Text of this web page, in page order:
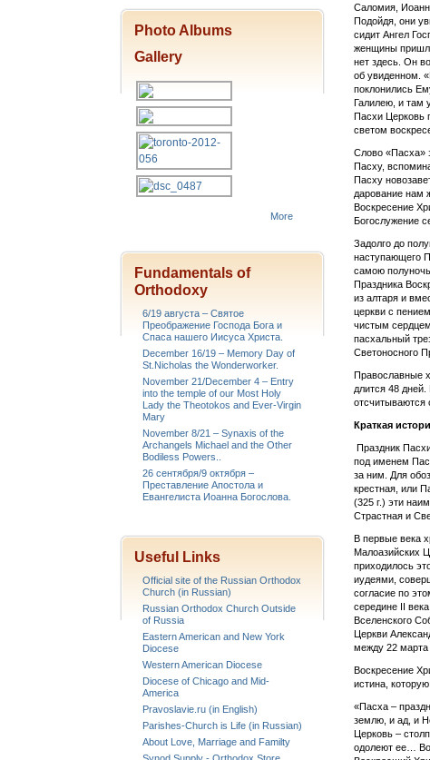
Саломия,
Подойдя, они
сидит Ангел
женщины
нет здесь. Он
об увиденном.
поклонились
Галилею, и там
Пасхи Церковь
светом
Слово «Пасха»
Пасху,
Пасху
дарование нам
Воскресение
Богослужение
Задолго до
наступающего
самою
Праздника
из алтаря и
церкви с
чистым
пасхальный
Светоносного
Православные
длится 48
отсчитываются
Краткая
Праздник
под именем
за ним. Для
крестная, или
(325 г.) эти
Страстная и
В первые века
Малоазийских
приходилось
иудеями,
согласие по
середине II
Вселенского
Церкви
между 22 марта
Воскресение
истина,
«Пасха –
землю, и ад, и
Церковь –
одолеют ее…
Photo Albums
Gallery
More
Fundamentals of
Orthodoxy
6/19 августа – Святое
Преображение Господа Бога и
Спаса нашего Иисуса Христа.
December 16/19 – Memory Day of
St.Nicholas the Wonderworker.
November 21/December 4 – Entry
into the temple of our Most Holy
Lady the Theotokos and Ever-Virgin
Mary
November 8/21 – Synaxis of the
Archangels Michael and the Other
Bodiless Powers..
26 сентября/9 октября –
Преставление Апостола и
Евангелиста Иоанна Богослова.
Useful Links
Official site of the Russian Orthodox
Church (in Russian)
Russian Orthodox Church Outside
of Russia
Eastern American and New York
Diocese
Western American Diocese
Diocese of Chicago and Mid-
America
Pravoslavie.ru (in English)
Parishes-Church is Life (in Russian)
About Love, Marriage and Familty